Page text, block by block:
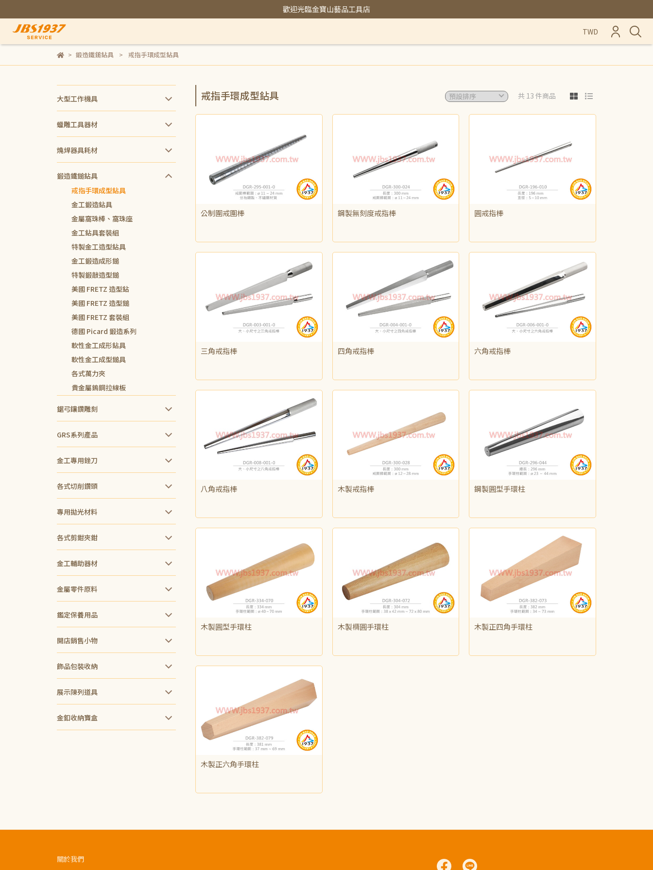
歡迎光臨金寶山藝品工具店
TWD
鍛造鐵鎚鉆具 戒指手環成型鉆具
大型工作機具
蠟雕工具器材
燒焊器具耗材
鍛造鐵鎚鉆具
戒指手環成型鉆具
金工鍛造鉆具
金屬窩珠棒、窩珠座
金工鉆具套裝組
特製金工造型鉆具
金工鍛造成形鎚
特製鍛敲造型鎚
美國 FRETZ 造型鉆
美國 FRETZ 造型鎚
美國 FRETZ 套裝組
德國 Picard 鍛造系列
軟性金工成形鉆具
軟性金工成型鎚具
各式萬力夾
貴金屬鎢鋼拉線板
鋸弓鑲鑽雕刻
GRS系列產品
金工專用銼刀
各式切削鑽頭
專用拋光材料
各式剪鉗夾鉗
金工輔助器材
金屬零件原料
鑑定保養用品
開店銷售小物
飾品包裝收納
展示陳列道具
金釦收納寶盒
戒指手環成型鉆具 共 13 件商品
公制圍戒圍棒
鋼製無刻度戒指棒
圓戒指棒
三角戒指棒
四角戒指棒
六角戒指棒
八角戒指棒
木製戒指棒
鋼製圓型手環柱
木製圓型手環柱
木製橢圓手環柱
木製正四角手環柱
木製正六角手環柱
關於我們